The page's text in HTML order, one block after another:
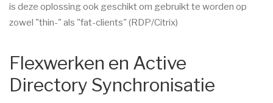
is deze oplossing ook geschikt om gebruikt te worden op
zowel "thin-" als "fat-clients" (RDP/Citrix)
Flexwerken en Active
Directory Synchronisatie